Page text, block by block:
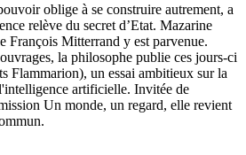
oblige à se construire autrement, a
relève du secret d’Etat. Mazarine
François Mitterrand y est parvenue.
la philosophe publie ces jours-ci
Flammarion), un essai ambitieux sur la
artificielle. Invitée de
Un monde, un regard, elle revient